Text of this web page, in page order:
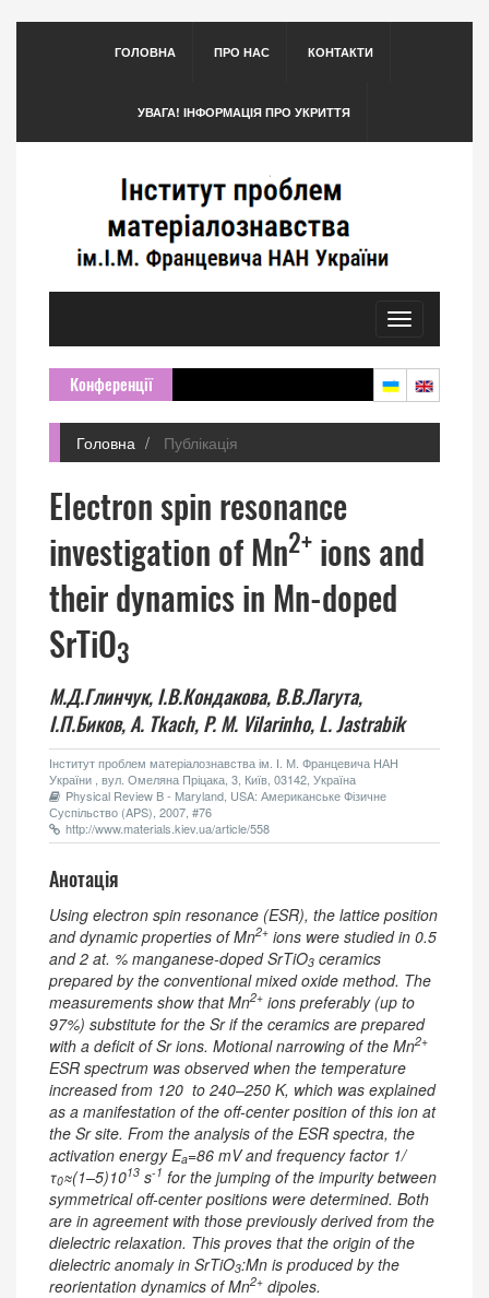
ГОЛОВНА ПРО НАС КОНТАКТИ
УВАГА! ІНФОРМАЦІЯ ПРО УКРИТТЯ
Toggle
navigation
Конференції
Головна Публікація
Electron spin resonance
investigation of Mn2+ ions and
their dynamics in Mn-doped
SrTiO3
М.Д.Глинчук, І.В.Кондакова, В.В.Лагута,
І.П.Биков, A. Tkach, P. M. Vilarinho, L. Jastrabik
Інститут проблем матеріалознавства ім. І. М. Францевича НАН
України , вул. Омеляна Пріцака, 3, Київ, 03142, Україна
Physical Review B - Maryland, USA: Американське Фізичне
Суспільство (APS), 2007, #76
http://www.materials.kiev.ua/article/558
Анотація
Using electron spin resonance (ESR), the lattice position
and dynamic properties of Mn2+ ions were studied in 0.5
and 2 at. % manganese-doped SrTiO3 ceramics
prepared by the conventional mixed oxide method. The
measurements show that Mn2+ ions preferably (up to
97%) substitute for the Sr if the ceramics are prepared
with a deficit of Sr ions. Motional narrowing of the Mn2+
ESR spectrum was observed when the temperature
increased from 120 to 240–250 K, which was explained
as a manifestation of the off-center position of this ion at
the Sr site. From the analysis of the ESR spectra, the
activation energyEa=86 mV and frequency factor 1/
τ0≈(1–5)1013 s-1 for the jumping of the impurity between
symmetrical off-center positions were determined. Both
are in agreement with those previously derived from the
dielectric relaxation. This proves that the origin of the
dielectric anomaly in SrTiO3:Mn is produced by the
reorientation dynamics of Mn2+ dipoles.